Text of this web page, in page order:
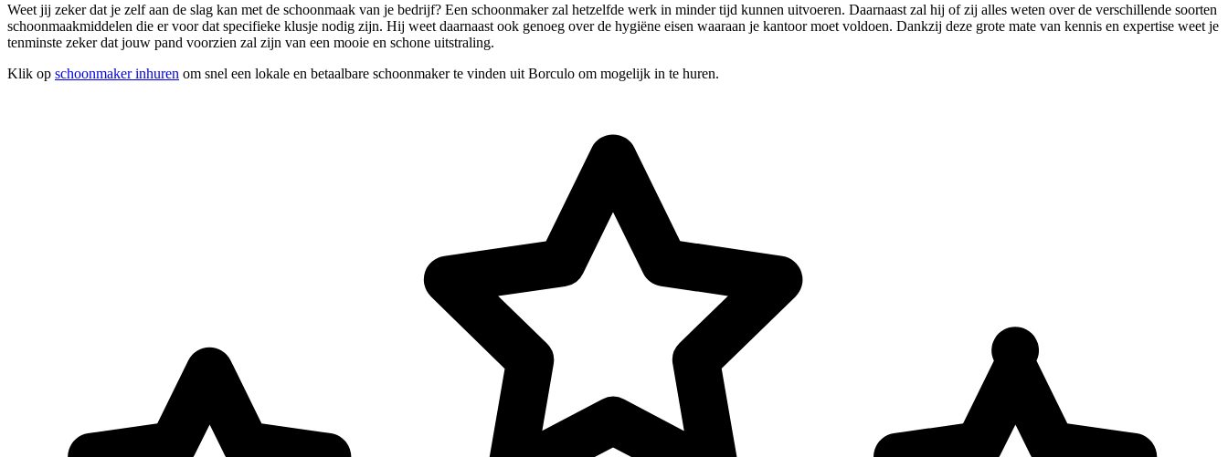
Weet jij zeker dat je zelf aan de slag kan met de schoonmaak van je bedrijf? Een schoonmaker zal hetzelfde werk in minder tijd kunnen uitvoeren. Daarnaast zal hij of zij alles weten over de verschillende soorten
schoonmaakmiddelen die er voor dat specifieke klusje nodig zijn. Hij weet daarnaast ook genoeg over de hygiëne eisen waaraan je kantoor moet voldoen. Dankzij deze grote mate van kennis en expertise weet je
tenminste zeker dat jouw pand voorzien zal zijn van een mooie en schone uitstraling.
Klik op schoonmaker inhuren om snel een lokale en betaalbare schoonmaker te vinden uit Borculo om mogelijk in te huren.